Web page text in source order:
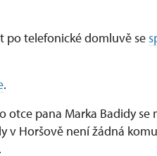
po telefonické domluvě se
.
otce pana Marka Badidy
v Horšově není žádná